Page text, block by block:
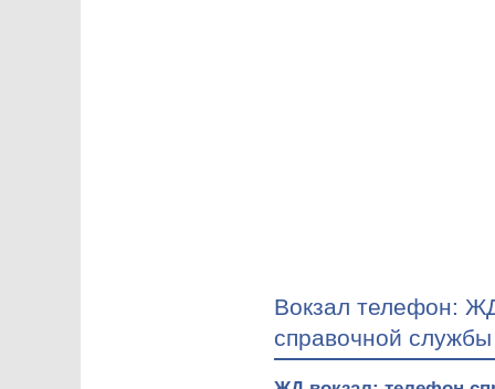
Вокзал телефон:
справочной службы